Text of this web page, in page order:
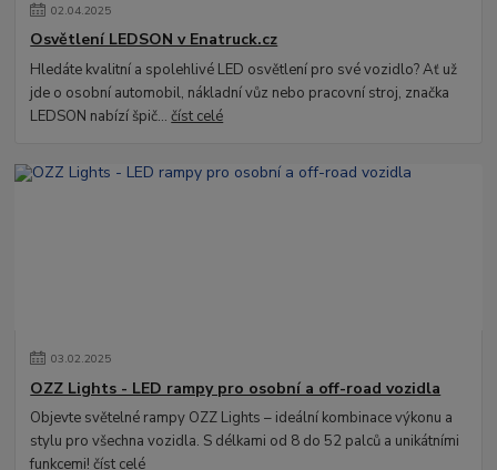
02.04.2025
Osvětlení LEDSON v Enatruck.cz
Hledáte kvalitní a spolehlivé LED osvětlení pro své vozidlo? Ať už
jde o osobní automobil, nákladní vůz nebo pracovní stroj, značka
LEDSON nabízí špič...číst celé
03.02.2025
OZZ Lights - LED rampy pro osobní a off-road vozidla
Objevte světelné rampy OZZ Lights – ideální kombinace výkonu a
stylu pro všechna vozidla. S délkami od 8 do 52 palců a unikátními
funkcemi!číst celé